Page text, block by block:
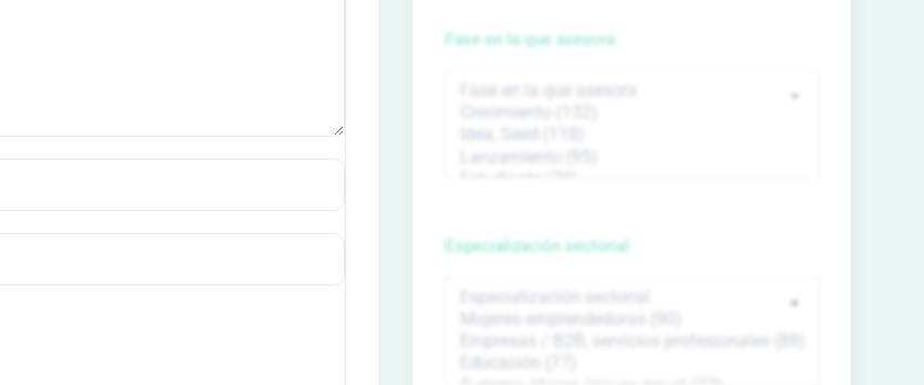
Fase en la que asesora
Especialización sectorial